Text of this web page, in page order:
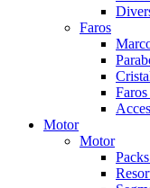
Faros
Motor
Motor